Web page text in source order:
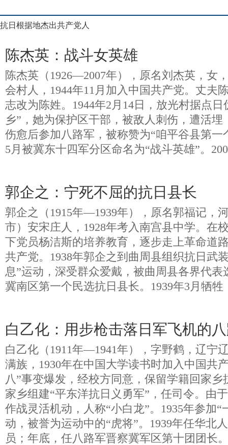
抗日根据地杰出共产党人
陈杰英：战斗女英雄
陈杰英（1926—2007年），原名刘杰英，女
会村人，1944年11月加入中国共产党。丈夫
志改为陈姓。1944年2月14日，放光村据点日
乡”，她为保护区干部，被敌人刺伤，遭活埋
伤愈后参加八路军，被称赞为“咱平谷县第一
5月被冀东十四军分区命名为“战斗英雄”。
郭企之：宁死不屈的抗日县长
郭企之（1915年—1939年），原名郭福记，
市）安宋庄人，1928年考入南宫县中学。在
下党员杨洁斯的培养教育，逐步走上革命道
共产党。1938年郭企之到曲周县组织抗日武
息”运动，深受群众爱戴，被曲周县各界代表
冀南区第一个民选抗日县长。1939年3月牺牲
白乙化：用步枪击落日军飞机的
白乙化（1911年—1941年），字野鹤，辽宁
满族，1930年在中国大学读书时加入中国共
八”事变爆发，经校方同意，保留学籍回家乡
家乡组建“平东洋抗日义勇军”，任司令。由
作战灵活机动，人称“小白龙”。1935年参加“
动，被誉为运动中的“虎将”。1939年任华北
员；年底，任八路军晋察冀军区第十团团长